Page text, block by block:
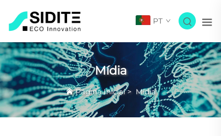
PT
Mídia
Página Inicial> Mídia